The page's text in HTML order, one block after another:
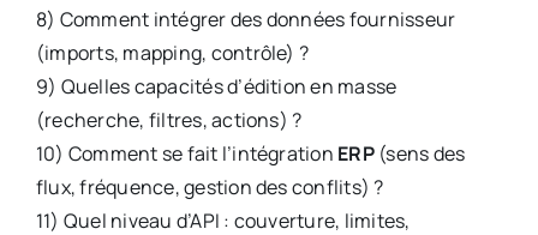
8) Comment intégrer des données fournisseur
(imports, mapping, contrôle) ?
9) Quelles capacités d’édition en masse
(recherche, filtres, actions) ?
10) Comment se fait l’intégration ERP(sens des
flux, fréquence, gestion des conflits) ?
11) Quel niveau d’API : couverture, limites,